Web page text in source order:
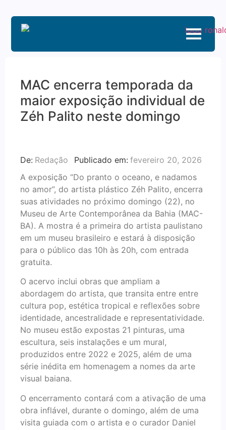
MAC encerra temporada da
maior exposição individual de
Zéh Palito neste domingo
De: Redação Publicado em: fevereiro 20, 2026
A exposição “Do pranto o oceano, e nadamos
no amor”, do artista plástico Zéh Palito, encerra
suas atividades no próximo domingo (22), no
Museu de Arte Contemporânea da Bahia (MAC-
BA). A mostra é a primeira do artista paulistano
em um museu brasileiro e estará à disposição
para o público das 10h às 20h, com entrada
gratuita.
O acervo inclui obras que ampliam a
abordagem do artista, que transita entre entre
cultura pop, estética tropical e reflexões sobre
identidade, ancestralidade e representatividade.
No museu estão expostas 21 pinturas, uma
escultura, seis instalações e um mural,
produzidos entre 2022 e 2025, além de uma
série inédita em homenagem a nomes da arte
visual baiana.
O encerramento contará com a ativação de uma
obra inflável, durante o domingo, além de uma
visita guiada com o artista e o curador Daniel